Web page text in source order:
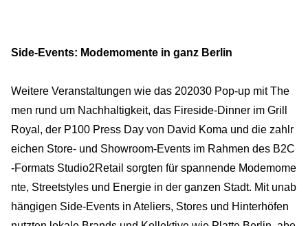
Side-Events: Modemomente in ganz Berlin
Weitere Veranstaltungen wie das 202030 Pop-up mit The
men rund um Nachhaltigkeit, das Fireside-Dinner im Grill
Royal, der P100 Press Day von David Koma und die zahlr
eichen Store- und Showroom-Events im Rahmen des B2C
-Formats Studio2Retail sorgten für spannende Modemome
nte, Streetstyles und Energie in der ganzen Stadt. Mit unab
hängigen Side-Events in Ateliers, Stores und Hinterhöfen